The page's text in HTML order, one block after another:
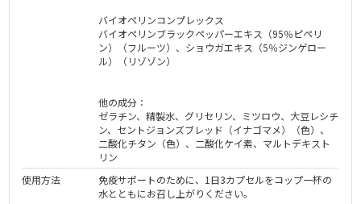
バイオペリンコンプレックス
バイオペリンブラックペッパーエキス（95％ピペリ
ン）（フルーツ）、ショウガエキス（5％ジンゲロー
ル）（リゾゾン）
他の成分：
ゼラチン、精製水、グリセリン、ミツロウ、大豆レシチ
ン、セントジョンズブレッド（イナゴマメ）（色）、
二酸化チタン（色）、二酸化ケイ素、マルトデキスト
リン
使用方法
免疫サポートのために、1日3カプセルをコップ一杯の
水とともにお召し上がりください。